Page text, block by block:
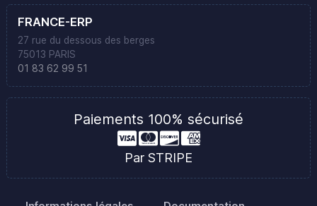
FRANCE-ERP
27 rue du dessous des berges
75013 PARIS
01 83 62 99 51
Paiements 100% sécurisé
Par STRIPE